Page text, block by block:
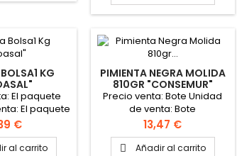
KG
El paquete
El paquete
la caja: 12
€
al carrito
PIMIENTA NEGRA MOLIDA
810GR "CONSEMUR"
Precio venta: Bote Unidad
de venta: Bote
Precio
13,47 €
 Añadir al carrito